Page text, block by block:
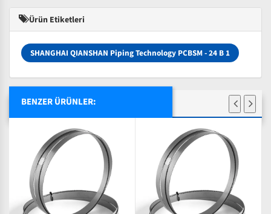
Ürün Etiketleri
SHANGHAI QIANSHAN Piping Technology PCBSM - 24 B 1
BENZER ÜRÜNLER: